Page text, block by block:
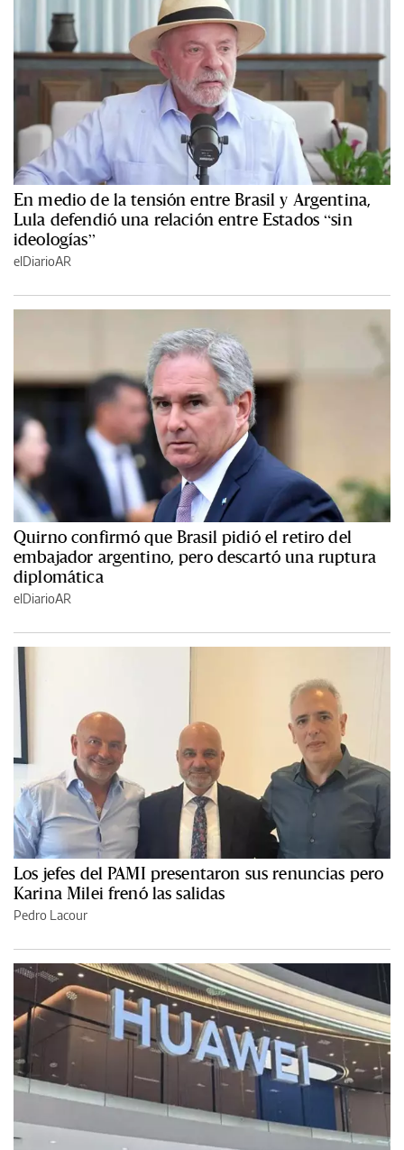
En medio de la tensión entre Brasil y Argentina,
Lula defendió una relación entre Estados “sin
ideologías”
elDiarioAR
Quirno confirmó que Brasil pidió el retiro del
embajador argentino, pero descartó una ruptura
diplomática
elDiarioAR
Los jefes del PAMI presentaron sus renuncias pero
Karina Milei frenó las salidas
Pedro Lacour